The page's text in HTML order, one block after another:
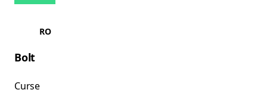
RO
Bolt
Curse